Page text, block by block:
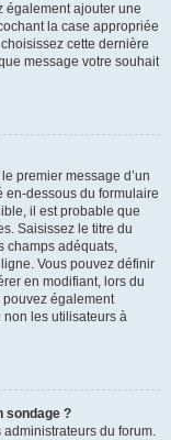
également ajouter une
la case appropriée
cette dernière
message votre souhait
premier message d’un
en-dessous du formulaire
il est probable que
Saisissez le titre du
champs adéquats,
Vous pouvez définir
en modifiant, lors du
pouvez également
non les utilisateurs à
sondage ?
administrateurs du forum.